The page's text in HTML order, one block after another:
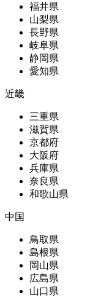
福井県
山梨県
長野県
岐阜県
静岡県
愛知県
近畿
三重県
滋賀県
京都府
大阪府
兵庫県
奈良県
和歌山県
中国
鳥取県
島根県
岡山県
広島県
山口県